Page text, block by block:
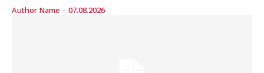
Author Name - 07.08.2026